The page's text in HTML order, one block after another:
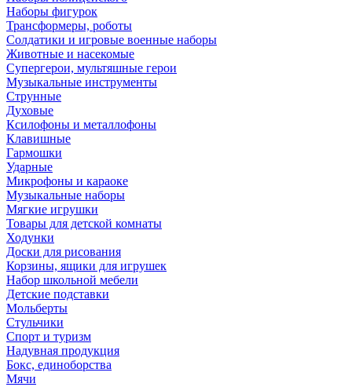
Наборы фигурок
Трансформеры, роботы
Солдатики и игровые военные наборы
Животные и насекомые
Супергерои, мультяшные герои
Музыкальные инструменты
Струнные
Духовые
Ксилофоны и металлофоны
Клавишные
Гармошки
Ударные
Микрофоны и караоке
Музыкальные наборы
Мягкие игрушки
Товары для детской комнаты
Ходунки
Доски для рисования
Корзины, ящики для игрушек
Набор школьной мебели
Детские подставки
Мольберты
Стульчики
Спорт и туризм
Надувная продукция
Бокс, единоборства
Мячи